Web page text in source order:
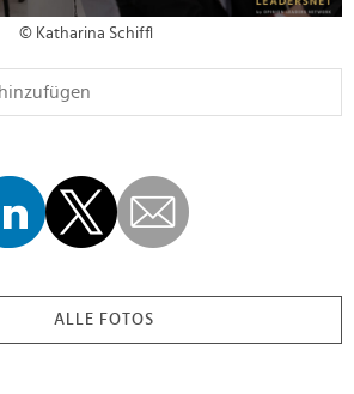
© Katharina Schiffl
ALLE FOTOS